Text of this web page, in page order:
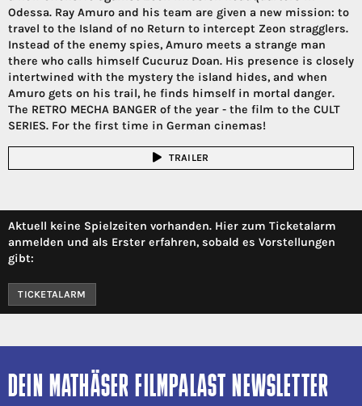
Odessa. Ray Amuro and his team are given a new mission: to
travel to the Island of no Return to intercept Zeon stragglers.
Instead of the enemy spies, Amuro meets a strange man
there who calls himself Cucuruz Doan. His presence is closely
intertwined with the mystery the island hides, and when
Amuro gets on his trail, he finds himself in mortal danger.
The RETRO MECHA BANGER of the year - the film to the CULT
SERIES. For the first time in German cinemas!
TRAILER
Aktuell keine Spielzeiten vorhanden. Hier zum Ticketalarm
anmelden und als Erster erfahren, sobald es Vorstellungen
gibt:
TICKETALARM
DEIN MATHÄSER FILMPALAST NEWSLETTER